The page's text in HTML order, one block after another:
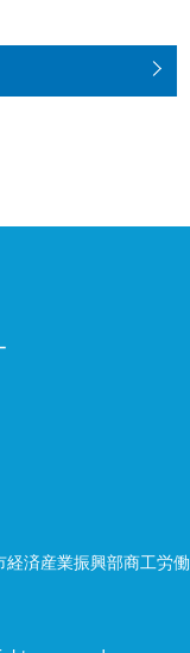
済産業振興部商工労働